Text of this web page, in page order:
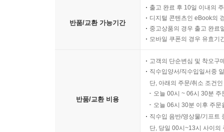
반품/교환 가능기간
출고 완료 후 10일 이내의
디지털 콘텐츠인 eBook의
중고상품의 경우 출고 완료
모바일 쿠폰의 경우 유효기
반품/교환 비용
고객의 단순변심 및 착오구
직수입양서/직수입일서중
단, 아래의 주문/취소 조건
오늘 00시 ~ 06시 30분
오늘 06시 30분 이후 주
직수입 음반/영상물/기프트
단, 당일 00시~13시 사이의